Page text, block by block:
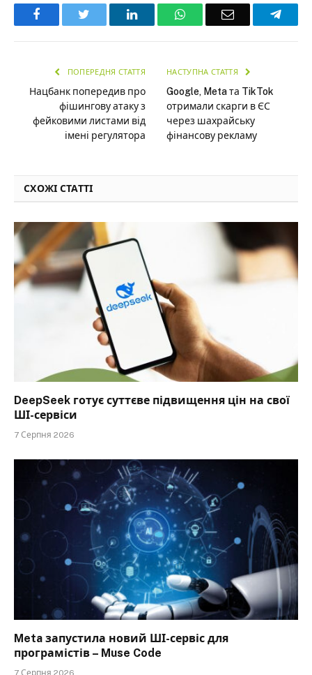
Facebook LinkedInWhatsAppEmail
ПОПЕРЕДНЯ СТАТТЯ
Нацбанк попередив про
фішингову атаку з
фейковими листами від
імені регулятора
НАСТУПНА СТАТТЯ
Google, Meta та TikTok
отримали скарги в ЄС
через шахрайську
фінансову рекламу
СХОЖІ СТАТТІ
DeepSeek готує суттєве підвищення цін на свої
ШІ-сервіси
7 Серпня 2026
Meta запустила новий ШІ-сервіс для
програмістів – Muse Code
7 Серпня 2026